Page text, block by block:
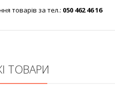
товарів за тел.: 050 462 46 16
ТОВАРИ